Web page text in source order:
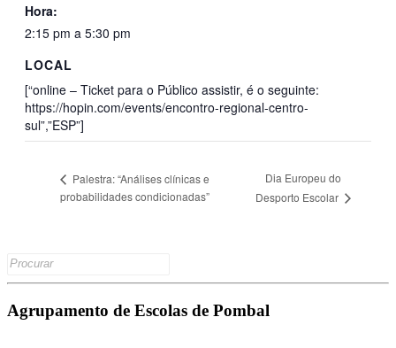
Hora:
2:15 pm a 5:30 pm
LOCAL
[“online – Ticket para o Público assistir, é o seguinte:
https://hopin.com/events/encontro-regional-centro-
sul”,”ESP”]
Palestra: “Análises clínicas e
probabilidades condicionadas”
Dia Europeu do
Desporto Escolar
Search
Agrupamento de Escolas de Pombal